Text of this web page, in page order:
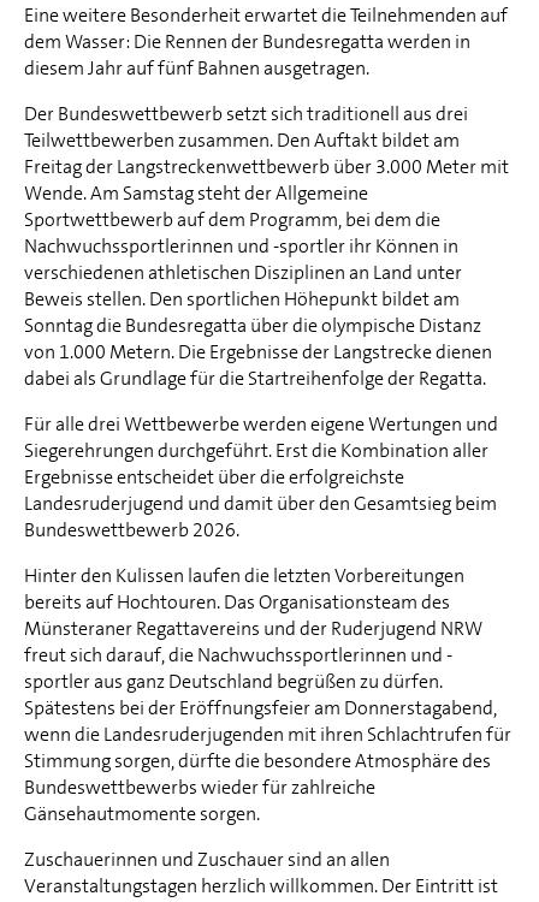
Eine weitere Besonderheit erwartet die Teilnehmenden auf
dem Wasser: Die Rennen der Bundesregatta werden in
diesem Jahr auf fünf Bahnen ausgetragen.
Der Bundeswettbewerb setzt sich traditionell aus drei
Teilwettbewerben zusammen. Den Auftakt bildet am
Freitag der Langstreckenwettbewerb über 3.000 Meter mit
Wende. Am Samstag steht der Allgemeine
Sportwettbewerb auf dem Programm, bei dem die
Nachwuchssportlerinnen und -sportler ihr Können in
verschiedenen athletischen Disziplinen an Land unter
Beweis stellen. Den sportlichen Höhepunkt bildet am
Sonntag die Bundesregatta über die olympische Distanz
von 1.000 Metern. Die Ergebnisse der Langstrecke dienen
dabei als Grundlage für die Startreihenfolge der Regatta.
Für alle drei Wettbewerbe werden eigene Wertungen und
Siegerehrungen durchgeführt. Erst die Kombination aller
Ergebnisse entscheidet über die erfolgreichste
Landesruderjugend und damit über den Gesamtsieg beim
Bundeswettbewerb 2026.
Hinter den Kulissen laufen die letzten Vorbereitungen
bereits auf Hochtouren. Das Organisationsteam des
Münsteraner Regattavereins und der Ruderjugend NRW
freut sich darauf, die Nachwuchssportlerinnen und -
sportler aus ganz Deutschland begrüßen zu dürfen.
Spätestens bei der Eröffnungsfeier am Donnerstagabend,
wenn die Landesruderjugenden mit ihren Schlachtrufen für
Stimmung sorgen, dürfte die besondere Atmosphäre des
Bundeswettbewerbs wieder für zahlreiche
Gänsehautmomente sorgen.
Zuschauerinnen und Zuschauer sind an allen
Veranstaltungstagen herzlich willkommen. Der Eintritt ist